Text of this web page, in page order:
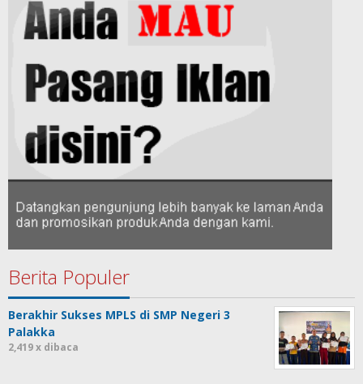
Berita Populer
Berakhir Sukses MPLS di SMP Negeri 3
Palakka
2,419 x dibaca